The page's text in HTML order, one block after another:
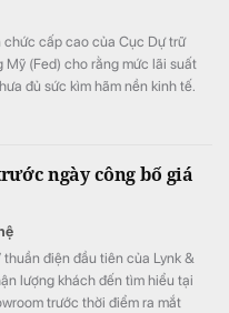
tạo cơ hội để đội ngũ nhân sự,
người hâm mộ cùng trở thành
đồng sở hữu hệ sinh thái đã
khát vọng và giấc mơ của họ
năm.
chức cấp cao của Cục Dự trữ
Mỹ (Fed) cho rằng mức lãi suất
đủ sức kìm hãm nền kinh tế.
ngày công bố giá
thuần điện đầu tiên của Lynk &
lượng khách đến tìm hiểu tại
trước thời điểm ra mắt